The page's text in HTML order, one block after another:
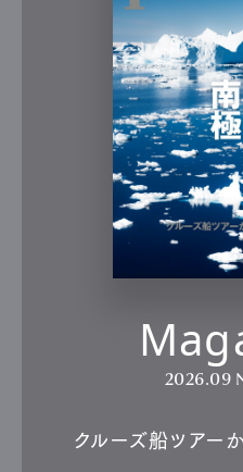
2026.09
クルーズ船ツアー